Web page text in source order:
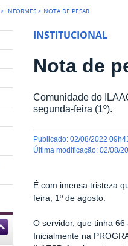
> INFORMES > NOTA DE PESAR
INSTITUCIONAL
Nota de
Comunidade do
segunda-feira (1º).
publicado:02/08/2022 09h41
última modificação:02/08/
É com imensa tristeza
feira, 1º de agosto.
O servidor, que tinha 66
Inicialmente na